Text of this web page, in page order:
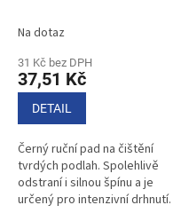
Na dotaz
31 Kč bez DPH
37,51 Kč
DETAIL
Černý ruční pad na čištění
tvrdých podlah. Spolehlivě
odstraní i silnou špínu a je
určený pro intenzivní drhnutí.